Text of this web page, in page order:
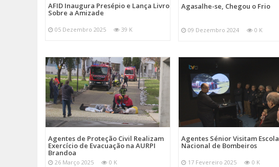
AFID Inaugura Presépio e Lança Livro
Sobre a Amizade
05 Dezembro 2025 39 K
Agasalhe-se, Chegou o Frio
09 Dezembro 2024 0 K
Agentes de Proteção Civil Realizam
Exercício de Evacuação na AURPI
Brandoa
26 Março 2025 0 K
Agentes Sénior Visitam Escola
Nacional de Bombeiros
17 Fevereiro 2025 0 K